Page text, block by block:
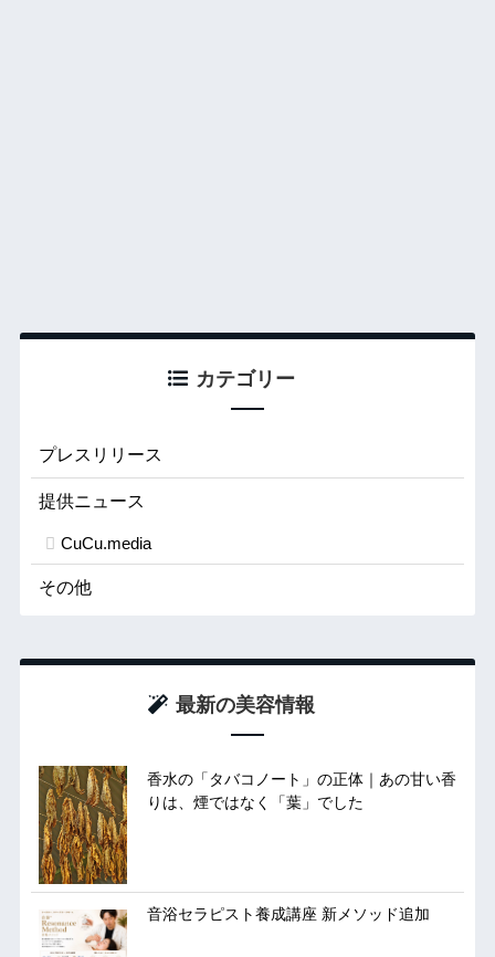
カテゴリー
プレスリリース
提供ニュース
CuCu.media
その他
最新の美容情報
香水の「タバコノート」の正体｜あの甘い香
りは、煙ではなく「葉」でした
音浴セラピスト養成講座 新メソッド追加